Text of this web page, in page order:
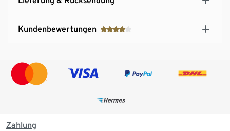
Kundenbewertungen
Zahlung